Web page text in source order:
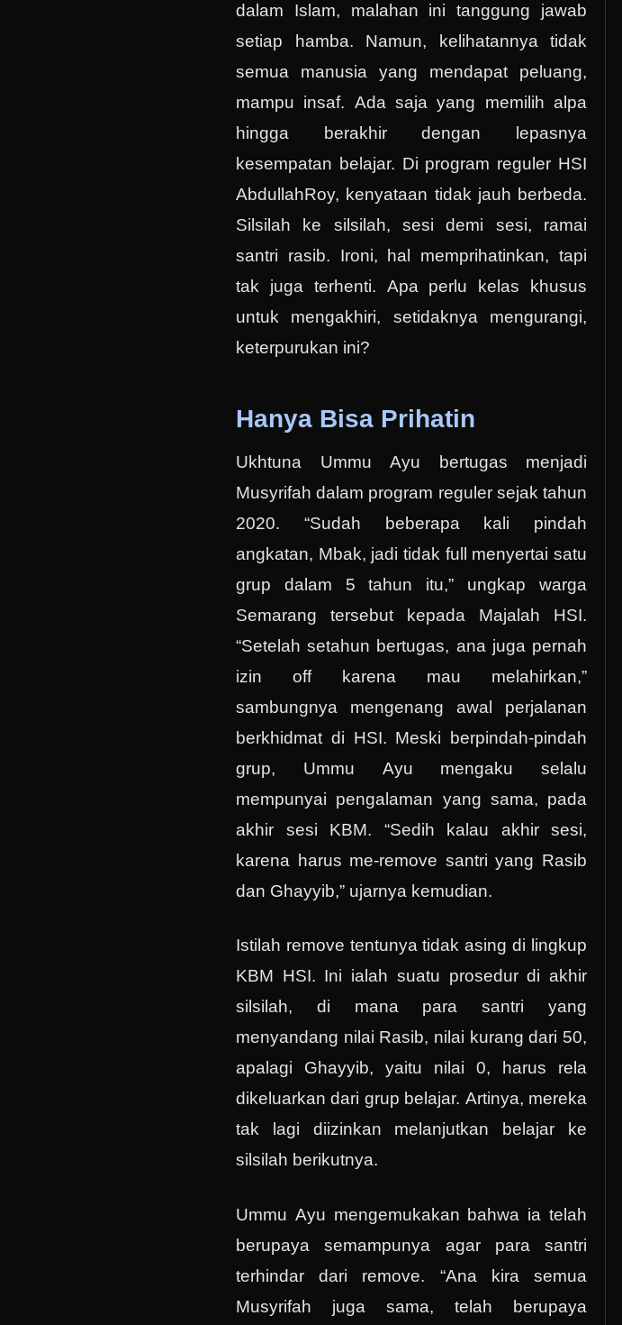
dalam Islam, malahan ini tanggung jawab
setiap hamba. Namun, kelihatannya tidak
semua manusia yang mendapat peluang,
mampu insaf. Ada saja yang memilih alpa
hingga berakhir dengan lepasnya
kesempatan belajar. Di program reguler HSI
AbdullahRoy, kenyataan tidak jauh berbeda.
Silsilah ke silsilah, sesi demi sesi, ramai
santri rasib. Ironi, hal memprihatinkan, tapi
tak juga terhenti. Apa perlu kelas khusus
untuk mengakhiri, setidaknya mengurangi,
keterpurukan ini?
Hanya Bisa Prihatin
Ukhtuna Ummu Ayu bertugas menjadi
Musyrifah dalam program reguler sejak tahun
2020. “Sudah beberapa kali pindah
angkatan, Mbak, jadi tidak full menyertai satu
grup dalam 5 tahun itu,” ungkap warga
Semarang tersebut kepada Majalah HSI.
“Setelah setahun bertugas, ana juga pernah
izin off karena mau melahirkan,”
sambungnya mengenang awal perjalanan
berkhidmat di HSI. Meski berpindah-pindah
grup, Ummu Ayu mengaku selalu
mempunyai pengalaman yang sama, pada
akhir sesi KBM. “Sedih kalau akhir sesi,
karena harus me-remove santri yang Rasib
dan Ghayyib,” ujarnya kemudian.
Istilah remove tentunya tidak asing di lingkup
KBM HSI. Ini ialah suatu prosedur di akhir
silsilah, di mana para santri yang
menyandang nilai Rasib, nilai kurang dari 50,
apalagi Ghayyib, yaitu nilai 0, harus rela
dikeluarkan dari grup belajar. Artinya, mereka
tak lagi diizinkan melanjutkan belajar ke
silsilah berikutnya.
Ummu Ayu mengemukakan bahwa ia telah
berupaya semampunya agar para santri
terhindar dari remove. “Ana kira semua
Musyrifah juga sama, telah berupaya